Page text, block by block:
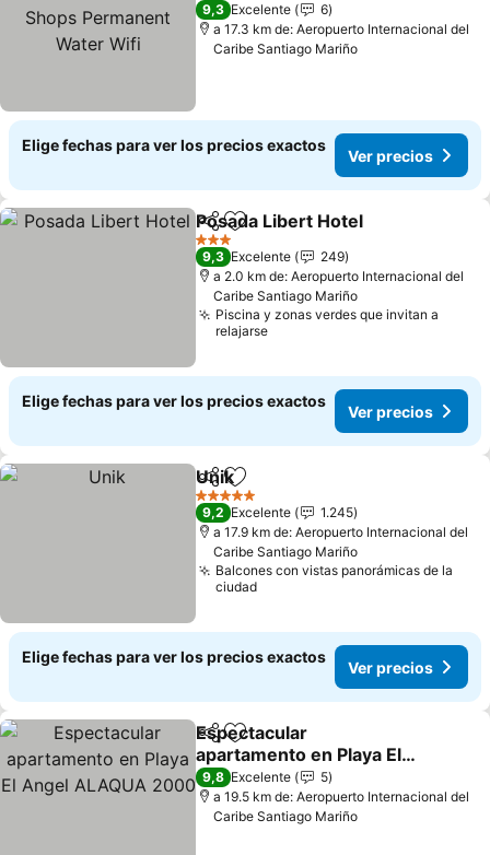
Permanent Water Wifi
9,3 Excelente
6
a 17.3 km de: Aeropuerto Internacional del
Caribe Santiago Mariño
Elige fechas para ver los precios exactos
Ver precios
CompartirAgregar a favoritos
Posada Libert Hotel
3 Estrellas
9,3 Excelente
249
a 2.0 km de: Aeropuerto Internacional del
Caribe Santiago Mariño
Piscina y zonas verdes que invitan a
relajarse
Elige fechas para ver los precios exactos
Ver precios
CompartirAgregar a favoritos
Unik
5 Estrellas
9,2 Excelente
1.245
a 17.9 km de: Aeropuerto Internacional del
Caribe Santiago Mariño
Balcones con vistas panorámicas de la
ciudad
Elige fechas para ver los precios exactos
Ver precios
CompartirAgregar a favoritos
Espectacular
apartamento en Playa El
Angel ALAQUA 2000
9,8 Excelente
5
a 19.5 km de: Aeropuerto Internacional del
Caribe Santiago Mariño